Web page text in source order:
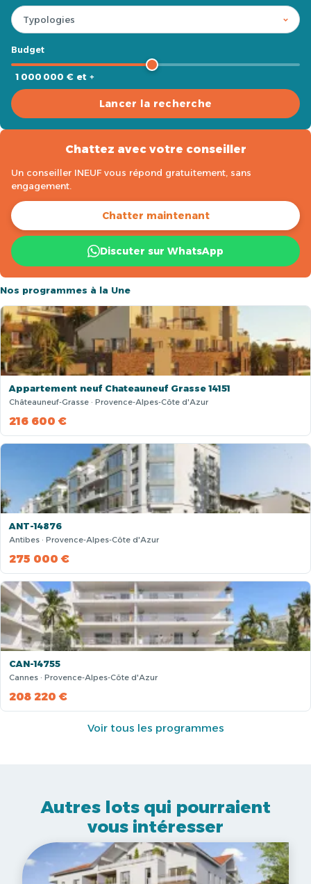
Budget
1 000 000 € et +
Lancer la recherche
Chattez avec votre conseiller
Un conseiller INEUF vous répond gratuitement, sans
engagement.
Chatter maintenant
Discuter sur WhatsApp
Nos programmes à la Une
Appartement neuf Chateauneuf Grasse 14151
Châteauneuf-Grasse · Provence-Alpes-Côte d'Azur
216 600 €
ANT-14876
Antibes · Provence-Alpes-Côte d'Azur
275 000 €
CAN-14755
Cannes · Provence-Alpes-Côte d'Azur
208 220 €
Voir tous les programmes
Autres lots qui pourraient
vous intéresser